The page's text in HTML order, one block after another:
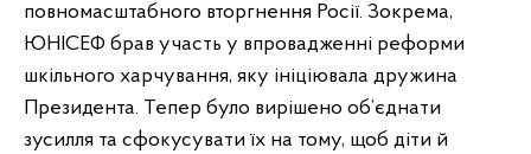
повномасштабного вторгнення Росії. Зокрема,
ЮНІСЕФ брав участь у впровадженні реформи
шкільного харчування, яку ініціювала дружина
Президента. Тепер було вирішено об’єднати
зусилля та сфокусувати їх на тому, щоб діти й